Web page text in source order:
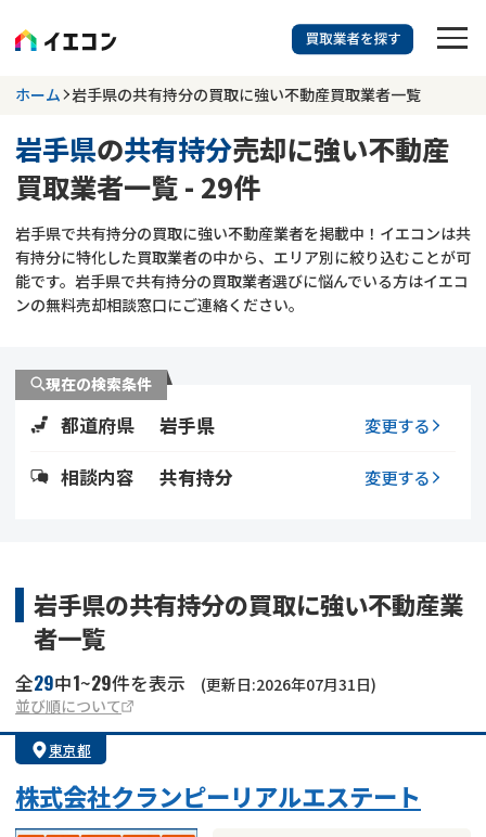
訳あり物件に強い業者を探す
岩手県 共有持分
更新日 :2026年07月31日
業者を探す
空き家
再建築不可
ゴミ屋敷
リースバック
不動産コラム
不動産売却
訳あり不動産
土地売却
借地 不動産リースバック
任意売却
アンケート調査
ホーム 岩手県の共有持分の買取に強い不動産買取業者一覧
岩手県の共有持分売却に強い不動産
買取業者一覧 - 29件
岩手県で共有持分の買取に強い不動産業者を掲載中！イエコンは共
有持分に特化した買取業者の中から、エリア別に絞り込むことが可
能です。岩手県で共有持分の買取業者選びに悩んでいる方はイエコ
ンの無料売却相談窓口にご連絡ください。
現在の検索条件
都道府県 岩手県 変更する
相談内容 共有持分 変更する
岩手県の共有持分の買取に強い不動産業
者一覧
全29中1~29件を表示
(更新日:2026年07月31日)
並び順について
東京都
株式会社クランピーリアルエステート